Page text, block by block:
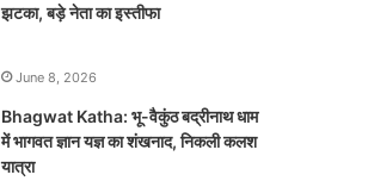
झटका, बड़े नेता का इस्तीफा
June 8, 2026
Bhagwat Katha: भू-वैकुंठ बद्रीनाथ धाम
में भागवत ज्ञान यज्ञ का शंखनाद, निकली कलश
यात्रा